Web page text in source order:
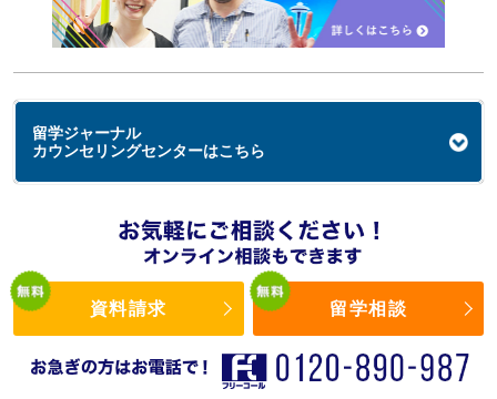
留学ジャーナル
カウンセリングセンターはこちら
資料請求 留学相談